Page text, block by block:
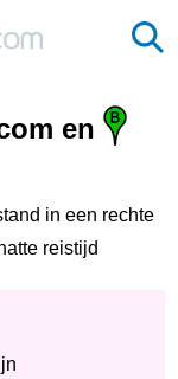
en
in een rechte
reistijd